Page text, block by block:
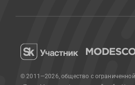
© 2011—2026, общество с